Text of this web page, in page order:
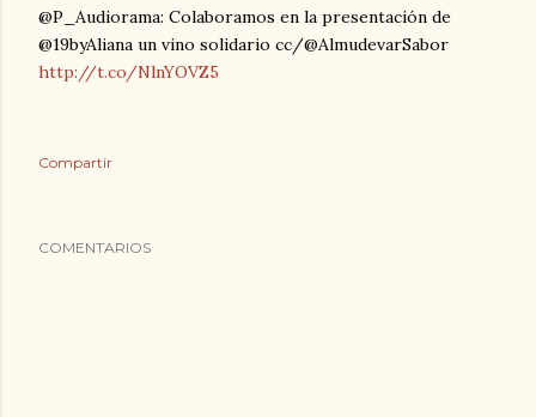
@P_Audiorama: Colaboramos en la presentación de
@19byAliana un vino solidario cc/@AlmudevarSabor
http://t.co/NlnYOVZ5
Compartir
COMENTARIOS